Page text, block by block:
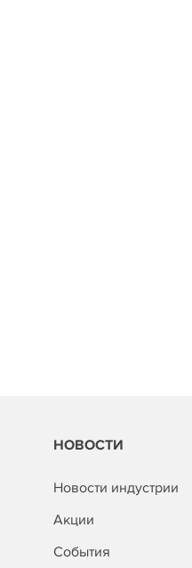
НОВОСТИ
Новости индустрии
Акции
События